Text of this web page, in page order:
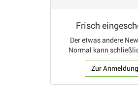
Frisch
Der etwas andere
Normal kann
Zur Anmeldung